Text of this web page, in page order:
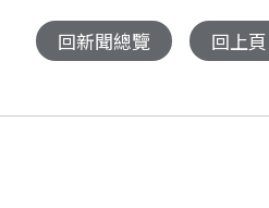
回新聞總覽 回上頁